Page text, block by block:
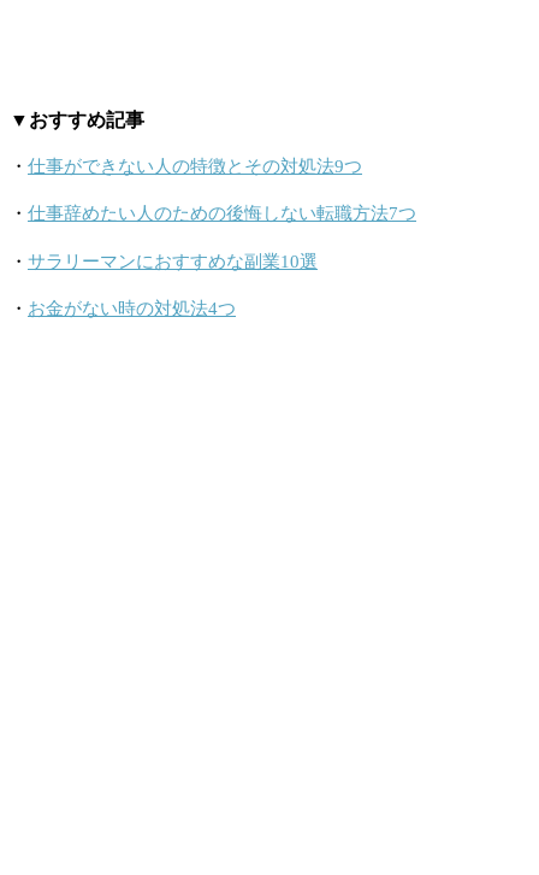
▼おすすめ記事
・ 仕事ができない人の特徴とその対処法9つ
・ 仕事辞めたい人のための後悔しない転職方法7つ
・ サラリーマンにおすすめな副業10選
・ お金がない時の対処法4つ